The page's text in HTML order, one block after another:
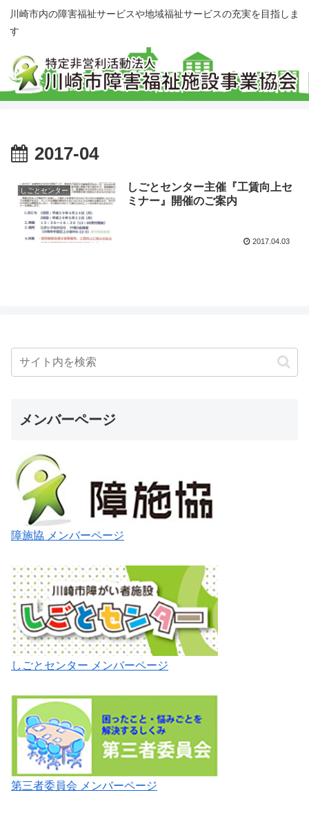
川崎市内の障害福祉サービスや地域福祉サービスの充実を目指しま
す
2017-04
しごとセンター
しごとセンター主催『工賃向上セ
ミナー』開催のご案内
2017.04.03
メンバーページ
障施協 メンバーページ
しごとセンター メンバーページ
第三者委員会 メンバーページ